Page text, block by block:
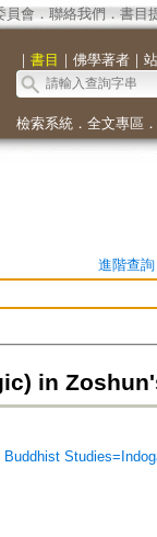
員會． 聯絡我們 ． 書目
｜ 書目 ｜ 佛學著者｜
檢索系統． 全文專區 ．
進階查詢
in